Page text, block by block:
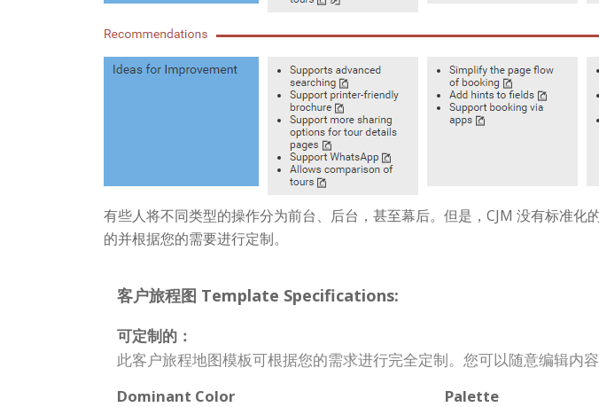
有些人将不同类型的操作分为前台、后台，甚至幕后。但是，CJM 没有标准
的并根据您的需要进行定制。
客户旅程图 Template Specifications:
可定制的：
此客户旅程地图模板可根据您的需求进行完全定制。您可以随意编辑内
Dominant Color
Palette